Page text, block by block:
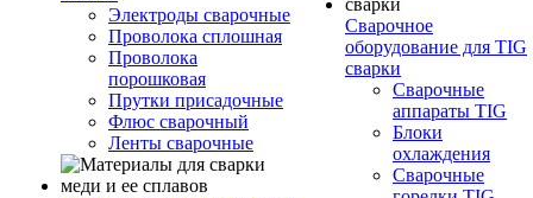
Электроды сварочные
Проволока сплошная
Проволока
порошковая
Прутки присадочные
Флюс сварочный
Ленты сварочные
Сварочное
оборудование для TIG
сварки
Сварочные
аппараты TIG
Блоки
охлаждения
Сварочные